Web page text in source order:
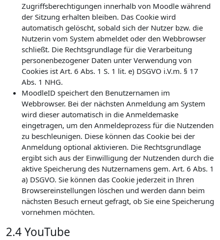
Zugriffsberechtigungen innerhalb von Moodle während
der Sitzung erhalten bleiben. Das Cookie wird
automatisch gelöscht, sobald sich der Nutzer bzw. die
Nutzerin vom System abmeldet oder den Webbrowser
schließt. Die Rechtsgrundlage für die Verarbeitung
personenbezogener Daten unter Verwendung von
Cookies ist Art. 6 Abs. 1 S. 1 lit. e) DSGVO i.V.m. § 17
Abs. 1 NHG.
MoodleID speichert den Benutzernamen im
Webbrowser. Bei der nächsten Anmeldung am System
wird dieser automatisch in die Anmeldemaske
eingetragen, um den Anmeldeprozess für die Nutzenden
zu beschleunigen. Diese können das Cookie bei der
Anmeldung optional aktivieren. Die Rechtsgrundlage
ergibt sich aus der Einwilligung der Nutzenden durch die
aktive Speicherung des Nutzernamens gem. Art. 6 Abs. 1
a) DSGVO. Sie können das Cookie jederzeit in Ihren
Browsereinstellungen löschen und werden dann beim
nächsten Besuch erneut gefragt, ob Sie eine Speicherung
vornehmen möchten.
2.4 YouTube